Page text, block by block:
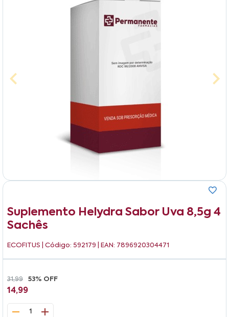
Suplemento Helydra Sabor Uva 8,5g 4
Sachês
ECOFITUS | Código: 592179 | EAN: 7896920304471
31,99 53% OFF
14,99
1